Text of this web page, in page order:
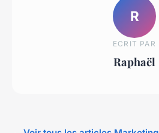
R
ECRIT PAR
Raphaël